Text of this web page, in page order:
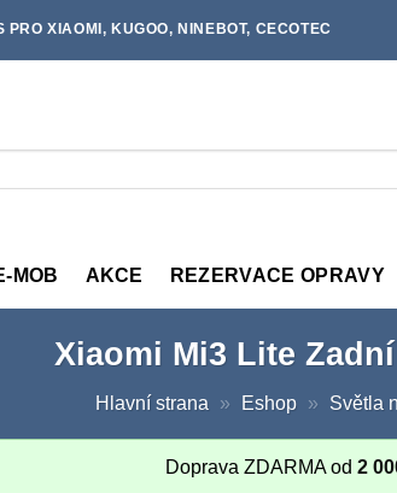
XIAOMI, KUGOO, NINEBOT, CECOTEC
MOB AKCE REZERVACE OPRAVY
Xiaomi Mi3 Lite
Hlavní strana » Eshop » Světla
Doprava ZDARMA od 2